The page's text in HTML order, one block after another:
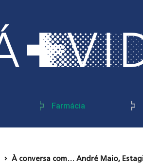
Farmácia
À conversa com… André Maio,